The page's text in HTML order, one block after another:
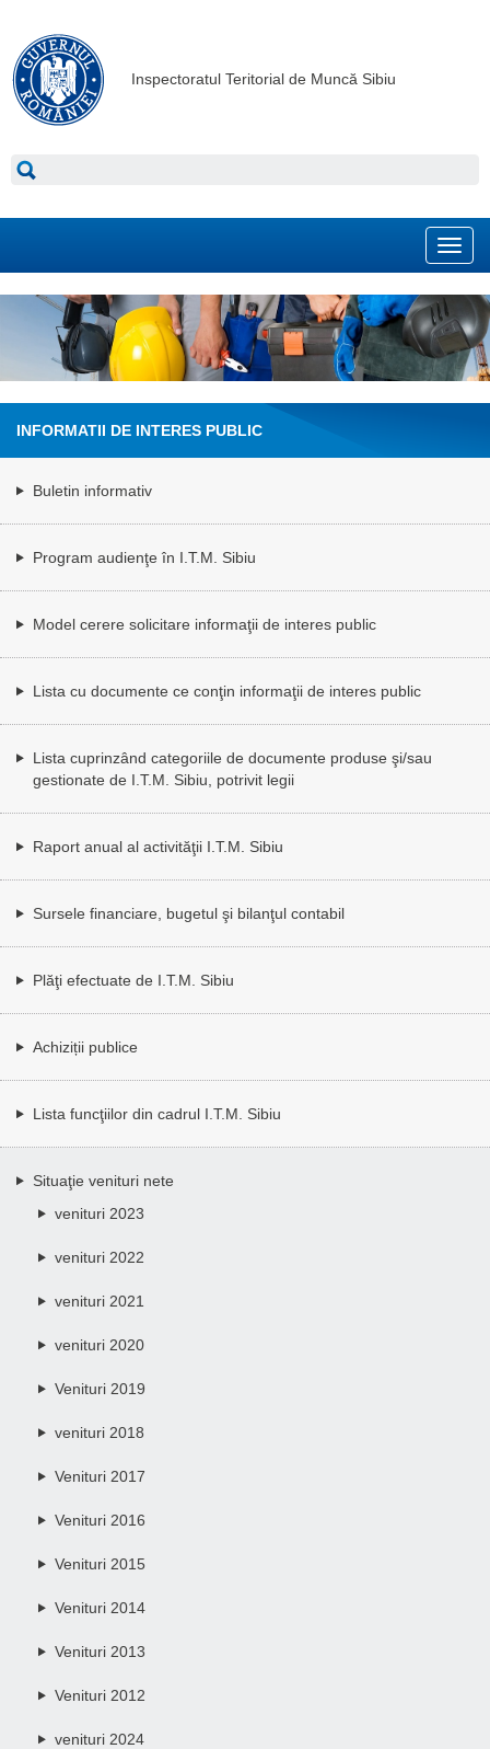
Inspectoratul Teritorial de Muncă Sibiu
INFORMATII DE INTERES PUBLIC
Buletin informativ
Program audienţe în I.T.M. Sibiu
Model cerere solicitare informaţii de interes public
Lista cu documente ce conţin informaţii de interes public
Lista cuprinzând categoriile de documente produse şi/sau
gestionate de I.T.M. Sibiu, potrivit legii
Raport anual al activităţii I.T.M. Sibiu
Sursele financiare, bugetul şi bilanţul contabil
Plăţi efectuate de I.T.M. Sibiu
Achiziții publice
Lista funcţiilor din cadrul I.T.M. Sibiu
Situaţie venituri nete
venituri 2023
venituri 2022
venituri 2021
venituri 2020
Venituri 2019
venituri 2018
Venituri 2017
Venituri 2016
Venituri 2015
Venituri 2014
Venituri 2013
Venituri 2012
venituri 2024